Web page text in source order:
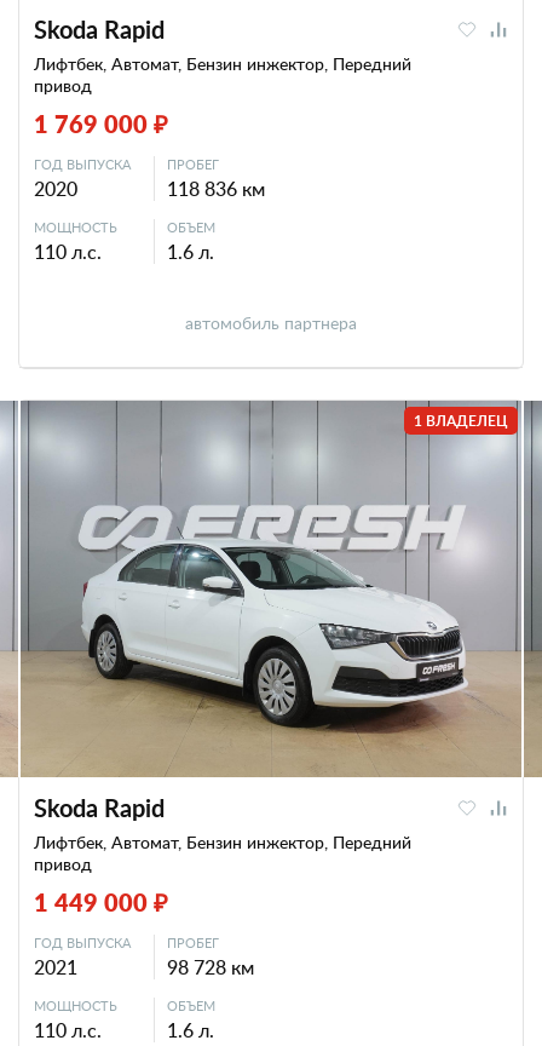
Skoda Rapid
Лифтбек, Автомат, Бензин инжектор, Передний
привод
1 769 000 ₽
ГОД ВЫПУСКА
2020
ПРОБЕГ
118 836 км
МОЩНОСТЬ
110 л.с.
ОБЪЕМ
1.6 л.
автомобиль партнера
1 ВЛАДЕЛЕЦ
Skoda Rapid
Лифтбек, Автомат, Бензин инжектор, Передний
привод
1 449 000 ₽
ГОД ВЫПУСКА
2021
ПРОБЕГ
98 728 км
МОЩНОСТЬ
110 л.с.
ОБЪЕМ
1.6 л.